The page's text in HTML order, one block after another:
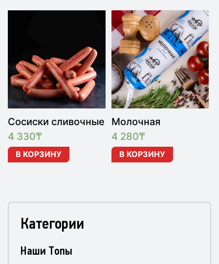
Сосиски сливочные
4 330₸
В КОРЗИНУ
Молочная
4 280₸
В КОРЗИНУ
Категории
Наши Топы